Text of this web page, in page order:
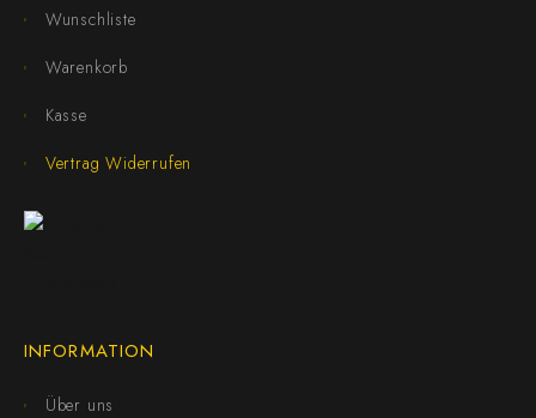
Wunschliste
Warenkorb
Kasse
Vertrag Widerrufen
INFORMATION
Über uns